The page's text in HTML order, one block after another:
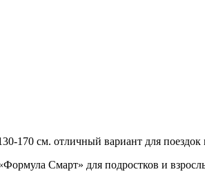
170 см. отличный вариант для
Смарт» для подростков и